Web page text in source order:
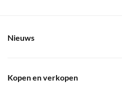
Nieuws
Kopen en verkopen